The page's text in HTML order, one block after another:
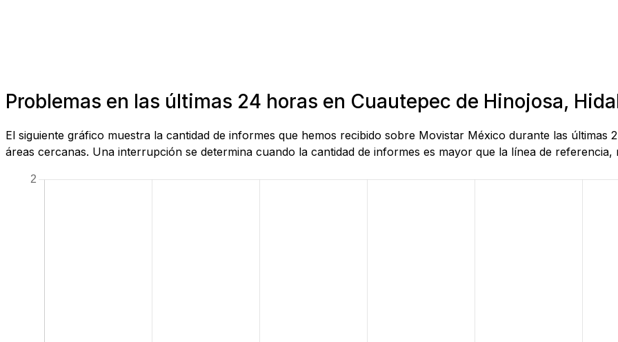
Problemas en las últimas 24 horas en Cuautepec de Hinojosa,
El siguiente gráfico muestra la cantidad de informes que hemos recibido sobre Movistar México durante las últimas
áreas cercanas. Una interrupción se determina cuando la cantidad de informes es mayor que la línea de